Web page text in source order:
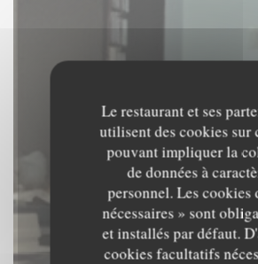
Le restaurant et ses
utilisent des cookies sur
pouvant impliquer la
de données à
personnel. Les cookies
nécessaires » sont
et installés par défaut.
cookies facultatifs